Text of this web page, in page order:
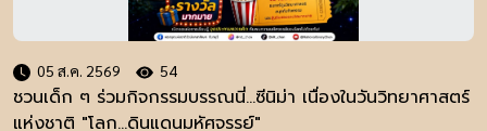
05 ส.ค. 2569 54
ชวนเด็ก ๆ ร่วมกิจกรรมบรรณนี่...ซีนิม่า เนื่องในวันวิทยาศาสตร์
แห่งชาติ "โลก...ดินแดนมหัศจรรย์"